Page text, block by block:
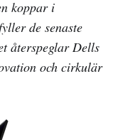
koppar i
de senaste
återspeglar Dells
och cirkulär